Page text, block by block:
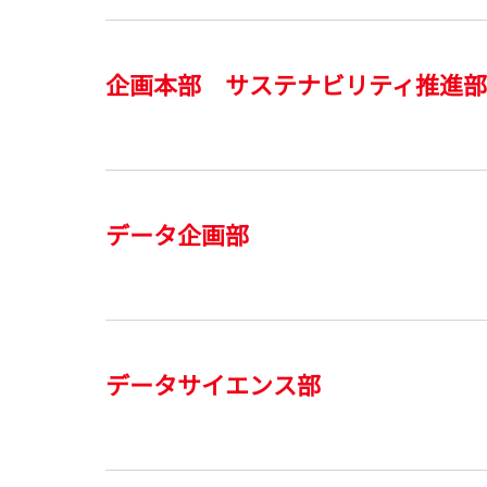
企画本部 サステナビリティ推進
データ企画部
データサイエンス部